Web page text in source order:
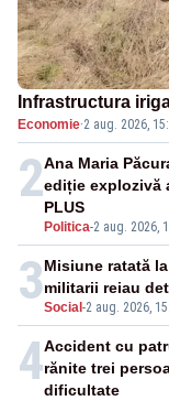
Infrastructura
Economie·2 aug. 2026,
2
Politica-2 aug. 2026,
Ana Maria
ediție explozivă
PLUS
3Social -2 aug. 2026,
Misiune ratată
militarii reiau
4Accident cu
rănite trei
dificultate